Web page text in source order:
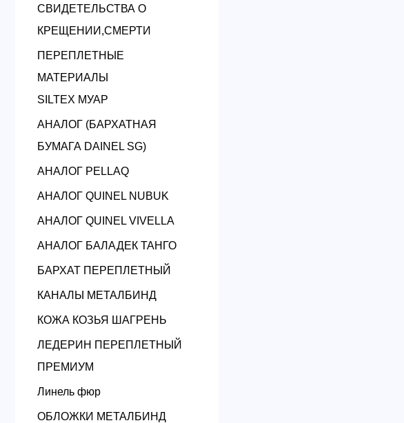
СВИДЕТЕЛЬСТВА О
КРЕЩЕНИИ,СМЕРТИ
ПЕРЕПЛЕТНЫЕ
МАТЕРИАЛЫ
SILTEX МУАР
АНАЛОГ (БАРХАТНАЯ
БУМАГА DAINEL SG)
АНАЛОГ PELLAQ
АНАЛОГ QUINEL NUBUK
АНАЛОГ QUINEL VIVELLA
АНАЛОГ БАЛАДЕК ТАНГО
БАРХАТ ПЕРЕПЛЕТНЫЙ
КАНАЛЫ МЕТАЛБИНД
КОЖА КОЗЬЯ ШАГРЕНЬ
ЛЕДЕРИН ПЕРЕПЛЕТНЫЙ
ПРЕМИУМ
Линель фюр
ОБЛОЖКИ МЕТАЛБИНД